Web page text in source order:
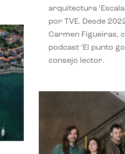
arquitectura
por TVE. Desde
Carmen Figueiras,
podcast ‘El punto
consejo lector.